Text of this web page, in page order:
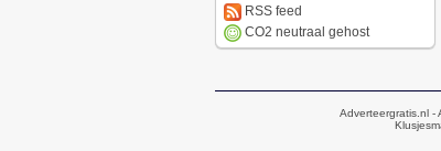
RSS feed
CO2 neutraal gehost
Adverteergratis.nl -